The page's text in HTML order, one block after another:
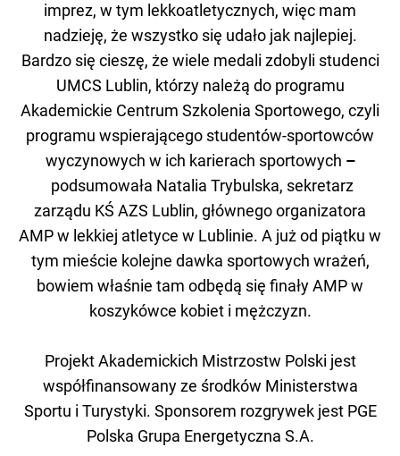
imprez, w tym lekkoatletycznych, więc mam
nadzieję, że wszystko się udało jak najlepiej.
Bardzo się cieszę, że wiele medali zdobyli studenci
UMCS Lublin, którzy należą do programu
Akademickie Centrum Szkolenia Sportowego, czyli
programu wspierającego studentów-sportowców
wyczynowych w ich karierach sportowych –
podsumowała Natalia Trybulska, sekretarz
zarządu KŚ AZS Lublin, głównego organizatora
AMP w lekkiej atletyce w Lublinie. A już od piątku w
tym mieście kolejne dawka sportowych wrażeń,
bowiem właśnie tam odbędą się finały AMP w
koszykówce kobiet i mężczyzn.
Projekt Akademickich Mistrzostw Polski jest
współfinansowany ze środków Ministerstwa
Sportu i Turystyki. Sponsorem rozgrywek jest PGE
Polska Grupa Energetyczna S.A.